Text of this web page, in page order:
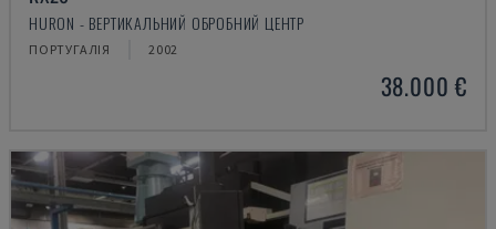
HURON - ВЕРТИКАЛЬНИЙ ОБРОБНИЙ ЦЕНТР
ПОРТУГАЛІЯ 2002
38.000 €